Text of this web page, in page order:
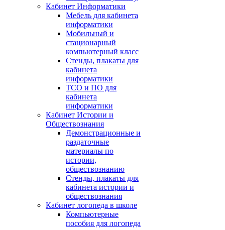
Кабинет Информатики
Мебель для кабинета
информатики
Мобильный и
стационарный
компьютерный класс
Стенды, плакаты для
кабинета
информатики
ТСО и ПО для
кабинета
информатики
Кабинет Истории и
Обществознания
Демонстрационные и
раздаточные
материалы по
истории,
обществознанию
Стенды, плакаты для
кабинета истории и
обществознания
Кабинет логопеда в школе
Компьютерные
пособия для логопеда